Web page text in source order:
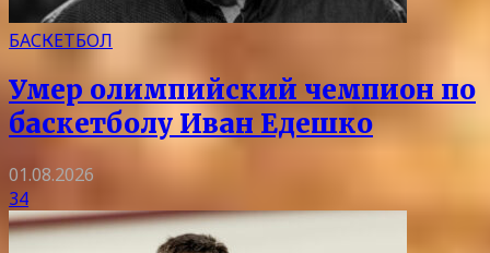
БАСКЕТБОЛ
Умер олимпийский чемпион по
баскетболу Иван Едешко
01.08.2026
34